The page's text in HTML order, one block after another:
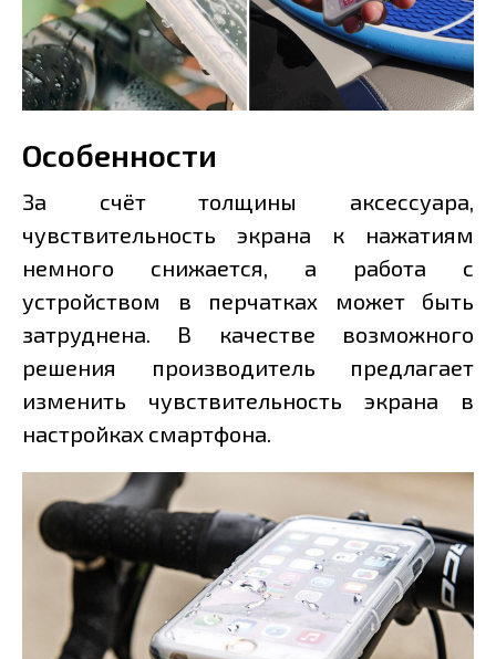
Особенности
За счёт толщины аксессуара,
чувствительность экрана к нажатиям
немного снижается, а работа с
устройством в перчатках может быть
затруднена. В качестве возможного
решения производитель предлагает
изменить чувствительность экрана в
настройках смартфона.